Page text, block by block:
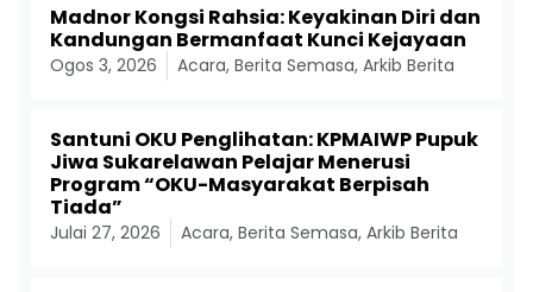
Madnor Kongsi Rahsia: Keyakinan Diri dan
Kandungan Bermanfaat Kunci Kejayaan
Ogos 3, 2026 Acara, Berita Semasa, Arkib Berita
Santuni OKU Penglihatan: KPMAIWP Pupuk
Jiwa Sukarelawan Pelajar Menerusi
Program “OKU-Masyarakat Berpisah
Tiada”
Julai 27, 2026 Acara, Berita Semasa, Arkib Berita